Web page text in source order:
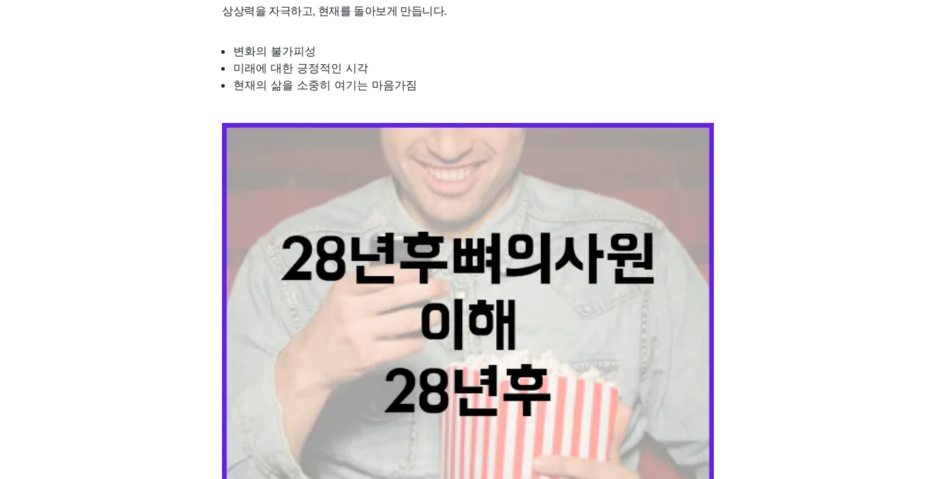
상상력을 자극하고, 현재를 돌아보게 만듭니다.
변화의 불가피성
미래에 대한 긍정적인 시각
현재의 삶을 소중히 여기는 마음가짐